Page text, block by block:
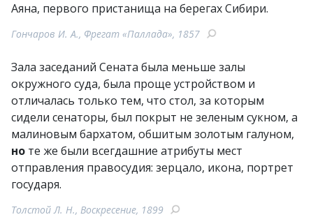
Аяна, первого пристанища на берегах Сибири.
Гончаров И. А., Фрегат «Паллада», 1857
Зала заседаний Сената была меньше залы
окружного суда, была проще устройством и
отличалась только тем, что стол, за которым
сидели сенаторы, был покрыт не зеленым сукном, а
малиновым бархатом, обшитым золотым галуном,
но те же были всегдашние атрибуты мест
отправления правосудия: зерцало, икона, портрет
государя.
Толстой Л. Н., Воскресение, 1899